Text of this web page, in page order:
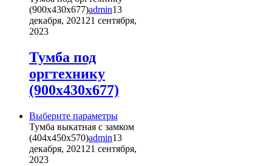
имеет
несколько
странице
товара.
(900х430х677)admin13
декабря, 2021 21 сентября,
2023
Тумба под
оргтехнику
(900х430х677)
Выберите параметрыЭтот
товар
имеет
несколько
Тумба выкатная с замком
(404х450х570)admin13
декабря, 2021 21 сентября,
2023